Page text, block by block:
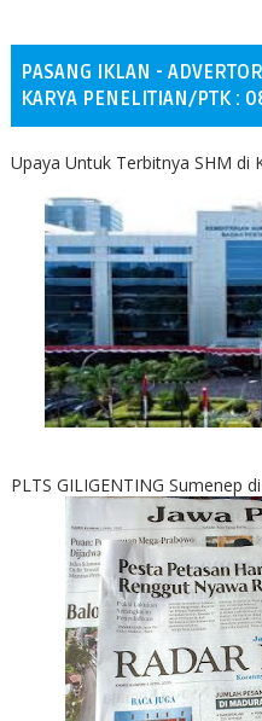
PASANG IKLAN -
KARYA PENELITIAN/PTK :
Upaya Untuk Terbitnya SHM di
PLTS GILIGENTING Sumenep